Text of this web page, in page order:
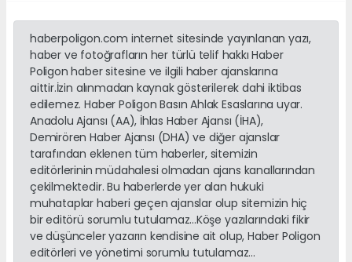
haberpoligon.com internet sitesinde yayınlanan yazı,
haber ve fotoğrafların her türlü telif hakkı Haber
Poligon haber sitesine ve ilgili haber ajanslarına
aittir.İzin alınmadan kaynak gösterilerek dahi iktibas
edilemez. Haber Poligon Basın Ahlak Esaslarına uyar.
Anadolu Ajansı (AA), İhlas Haber Ajansı (İHA),
Demirören Haber Ajansı (DHA) ve diğer ajanslar
tarafından eklenen tüm haberler, sitemizin
editörlerinin müdahalesi olmadan ajans kanallarından
çekilmektedir. Bu haberlerde yer alan hukuki
muhataplar haberi geçen ajanslar olup sitemizin hiç
bir editörü sorumlu tutulamaz...Köşe yazılarındaki fikir
ve düşünceler yazarın kendisine ait olup, Haber Poligon
editörleri ve yönetimi sorumlu tutulamaz...